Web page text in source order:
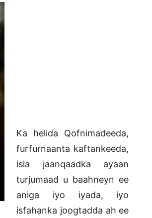
Ka helida Qofnimadeeda,
furfurnaanta kaftankeeda,
isla jaanqaadka ayaan
turjumaad u baahneyn ee
aniga iyo iyada, iyo
isfahanka joogtadda ah ee